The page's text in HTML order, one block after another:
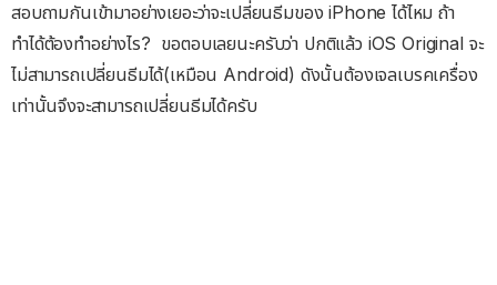
สอบถามกันเข้ามาอย่างเยอะว่าจะเปลี่ยนธีมของ iPhone ได้ไหม ถ้า
ทำได้ต้องทำอย่างไร? ขอตอบเลยนะครับว่า ปกติแล้ว iOS Original จะ
ไม่สามารถเปลี่ยนธีมได้(เหมือน Android) ดังนั้นต้องเจลเบรคเครื่อง
เท่านั้นจึงจะสามารถเปลี่ยนธีมได้ครับ